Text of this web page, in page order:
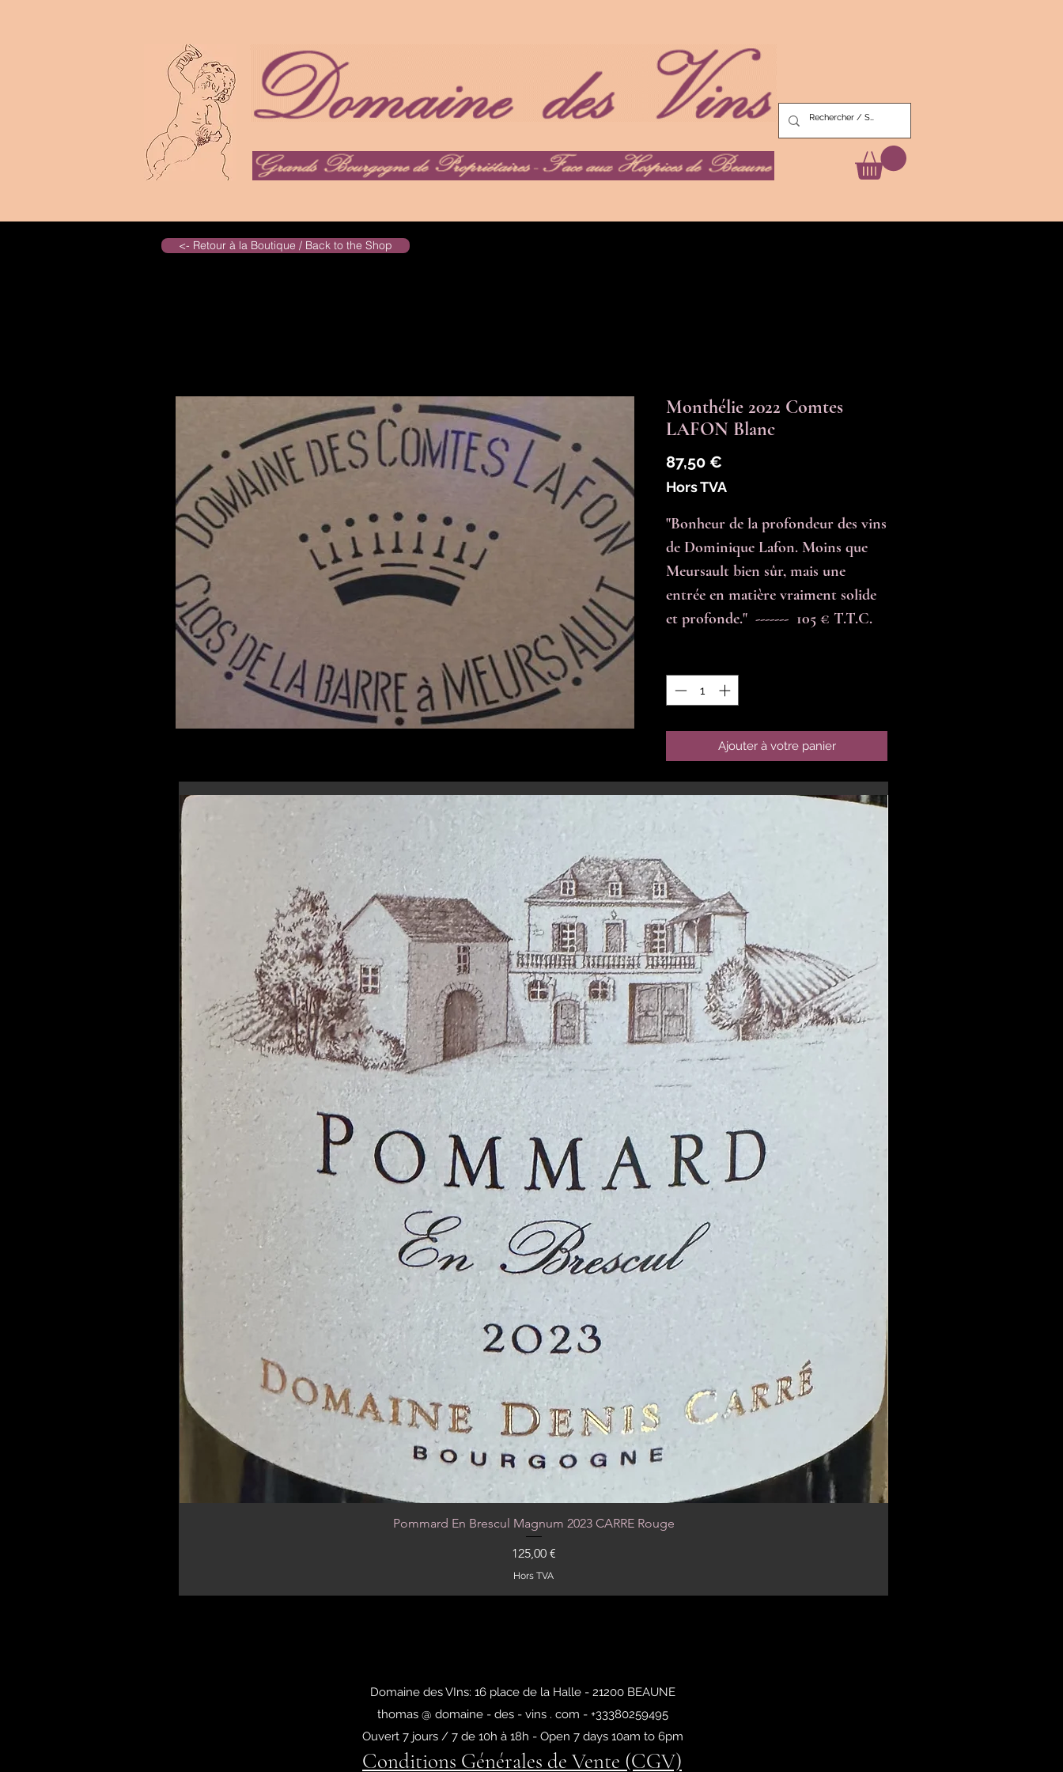
<- Retour à la Boutique / Back to the Shop
Aperçu rapide
Pommard En Brescul Magnum 2023 CARRE Rouge
Prix
125,00 €
Hors TVA
Monthélie 2022 Comtes
LAFON Blanc
87,50 €
Hors TVA
"Bonheur de la profondeur des vins
de Dominique Lafon. Moins que
Meursault bien sûr, mais une
entrée en matière vraiment solide
et profonde."  -------  105 € T.T.C.
Ajouter à votre panier
Domaine des VIns: 16 place de la Halle - 21200 BEAUNE
thomas @ domaine - des - vins . com - +33380259495
Ouvert 7 jours / 7 de 10h à 18h - Open 7 days 10am to 6pm
Conditions Générales de Vente (CGV)